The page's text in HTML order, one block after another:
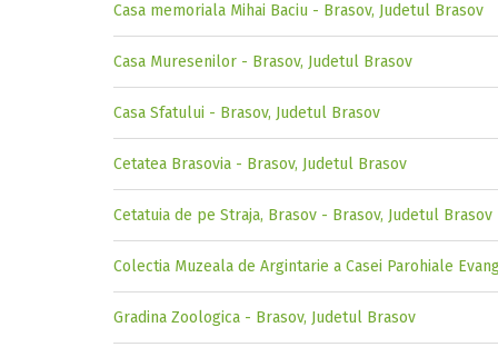
Casa memoriala Mihai Baciu - Brasov, Judetul Brasov
Casa Muresenilor - Brasov, Judetul Brasov
Casa Sfatului - Brasov, Judetul Brasov
Cetatea Brasovia - Brasov, Judetul Brasov
Cetatuia de pe Straja, Brasov - Brasov, Judetul Brasov
Colectia Muzeala de Argintarie a Casei Parohiale
Gradina Zoologica - Brasov, Judetul Brasov